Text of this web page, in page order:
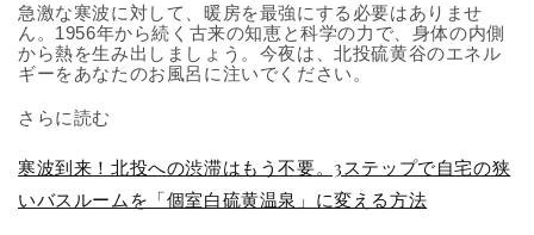
急激な寒波に対して、暖房を最強にする必要はありませ
ん。1956年から続く古来の知恵と科学の力で、身体の内側
から熱を生み出しましょう。今夜は、北投硫黄谷のエネル
ギーをあなたのお風呂に注いでください。
さらに読む
寒波到来！北投への渋滞はもう不要。3ステップで自宅の狭
いバスルームを「個室白硫黄温泉」に変える方法